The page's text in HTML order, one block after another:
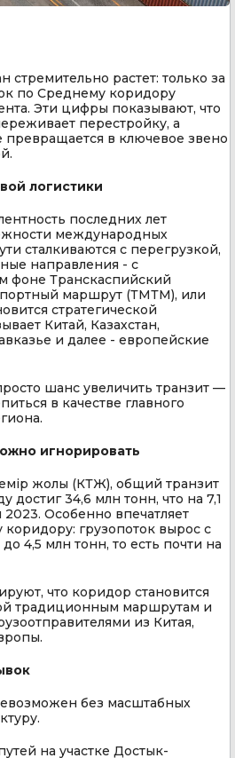
стремительно растет: только за
по Среднему коридору
Эти цифры показывают, что
перестройку, а
превращается в ключевое звено
логистики
последних лет
международных
сталкиваются с перегрузкой,
направления - с
фоне Транскаспийский
маршрут (ТМТМ), или
стратегической
Китай, Казахстан,
и далее - европейские
шанс увеличить транзит —
в качестве главного
игнорировать
жолы (КТЖ), общий транзит
достиг 34,6 млн тонн, что на 7,1
Особенно впечатляет
грузопоток вырос с
4,5 млн тонн, то есть почти на
что коридор становится
традиционным маршрутам и
из Китая,
без масштабных
на участке Достык-